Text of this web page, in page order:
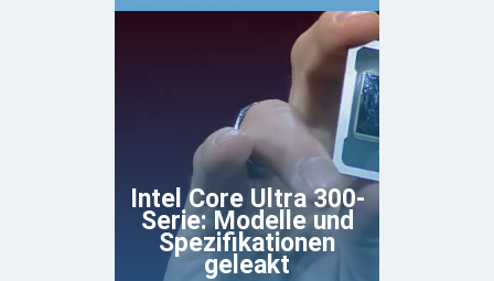
Intel Core Ultra 300-
Serie: Modelle und
Spezifikationen
geleakt